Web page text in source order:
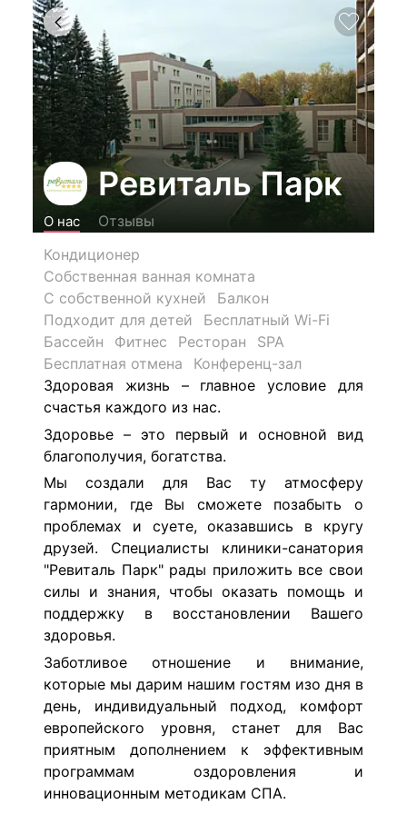
Ревиталь Парк
О нас
Отзывы
Кондиционер
Собственная ванная комната
С собственной кухней
Балкон
Подходит для детей
Бесплатный Wi-Fi
Бассейн
Фитнес Ресторан
SPA
Бесплатная отмена
Конференц-зал
Здоровая жизнь – главное условие для
счастья каждого из нас.
Здоровье – это первый и основной вид
благополучия, богатства.
Мы создали для Вас ту атмосферу
гармонии, где Вы сможете позабыть о
проблемах и суете, оказавшись в кругу
друзей. Специалисты клиники-санатория
"Ревиталь Парк" рады приложить все свои
силы и знания, чтобы оказать помощь и
поддержку в восстановлении Вашего
здоровья.
Заботливое отношение и внимание,
которые мы дарим нашим гостям изо дня в
день, индивидуальный подход, комфорт
европейского уровня, станет для Вас
приятным дополнением к эффективным
программам оздоровления и
инновационным методикам СПА.